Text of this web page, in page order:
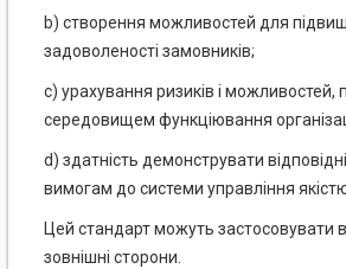
b) створення можливостей для
задоволеності замовників;
c) урахування ризиків і можливостей,
середовищем функціювання
d) здатність демонструвати
вимогам до системи управління
Цей стандарт можуть застосовувати
зовнішні сторони.